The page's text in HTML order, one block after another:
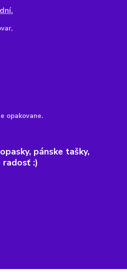
opakovane.
pánske tašky,
radosť :)